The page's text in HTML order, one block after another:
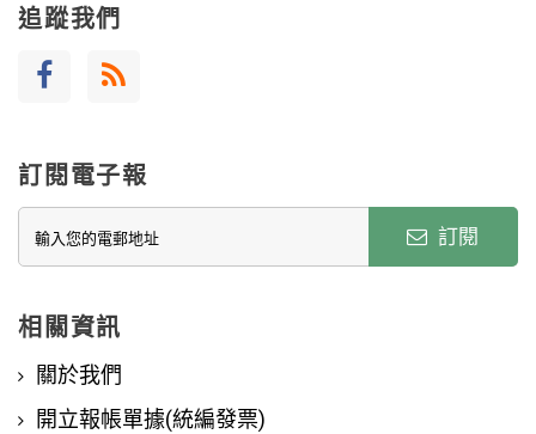
追蹤我們
訂閱電子報
訂閱
相關資訊
關於我們
開立報帳單據(統編發票)